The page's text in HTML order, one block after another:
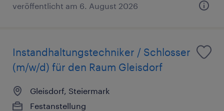
veröffentlicht am 6. August 2026
Instandhaltungstechniker / Schlosser
(m/w/d) für den Raum Gleisdorf
Gleisdorf, Steiermark
Festanstellung